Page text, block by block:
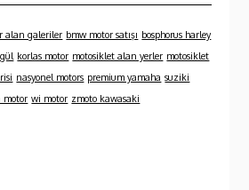
alan galeriler bmw motor satışı bosphorus harley
korlas motor motosiklet alan yerler motosiklet
nasyonel motors premium yamaha suziki
motor wi motor zmoto kawasaki